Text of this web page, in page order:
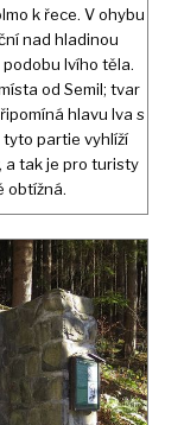
k řece. V ohybu
nad hladinou
lvího těla.
od Semil; tvar
hlavu lva s
partie vyhlíží
a tak je pro turisty
obtížná.